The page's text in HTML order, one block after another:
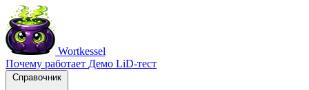
Wortkessel
Почему работает Демо LiD-тест
Справочник